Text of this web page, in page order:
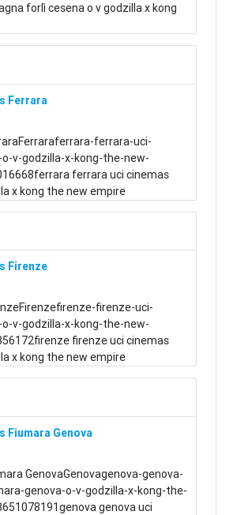
forlì cesena o v godzilla x kong
Ferrara
ferrara-uci-
v-godzilla-x-kong-the-new-
ferrara uci cinemas
x kong the new empire
Firenze
firenze-uci-
v-godzilla-x-kong-the-new-
firenze uci cinemas
x kong the new empire
Fiumara Genova
GenovaGenovagenova-genova-
genova-o-v-godzilla-x-kong-the-
genova uci